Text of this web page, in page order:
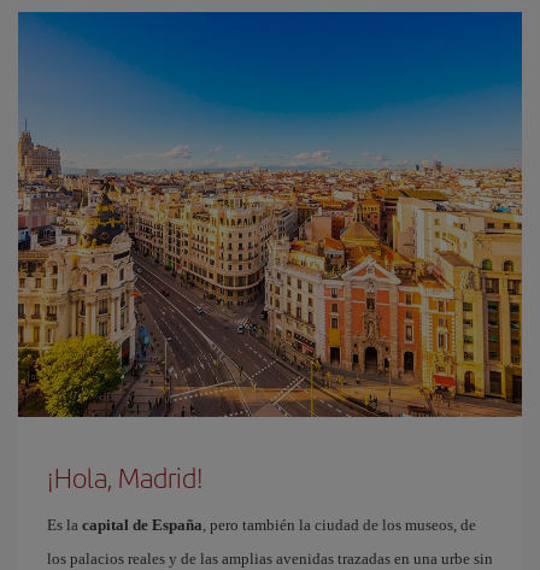
¡Hola, Madrid!
Es la capital de España, pero también la ciudad de los museos, de
los palacios reales y de las amplias avenidas trazadas en una urbe sin